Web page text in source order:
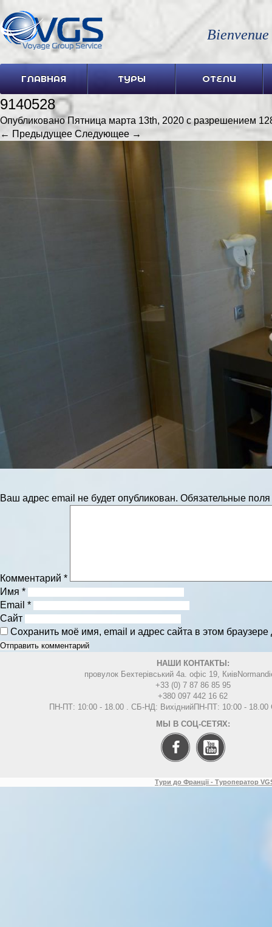
ГЛАВНАЯ ТУРЫ ОТЕЛИ
9140528
ОпубликованоПятница марта 13th, 2020 с разрешением
← Предыдущее Следующее →
Ваш адрес email не будет опубликован. Обязательные
Комментарий *
Имя *
Email *
Сайт
Сохранить моё имя, email и адрес сайта в этом
НАШИ КОНТАКТЫ:
провулок Бехтерівський 4а. офіс 19, Киів
+33 (0) 7 87 86 85 95
+380 097 442 16 62
ПН-ПТ: 10:00 - 18.00 . СБ-НД: ВихіднийПН-ПТ: 10:00 -
МЫ В СОЦ-СЕТЯХ:
Тури до Франції - Туроператор